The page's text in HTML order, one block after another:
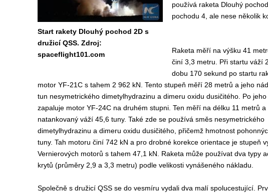
Start rakety Dlouhý pochod 2D s
družicí QSS. Zdroj:
spaceflight101.com
používá raketa Dlouhý
pochodu 4, ale nese několik
Raketa měří na výšku 41
činí 3,3 metru. Při startu váží
dobu 170 sekund po startu
motor YF-21C s tahem 2 962 kN. Tento stupeň měří 28 metrů a jeho
tun nesymetrického dimetylhydrazinu a dimeru oxidu dusičitého. Po
zapaluje motor YF-24C na druhém stupni. Ten měří na délku 11 metrů a
natankovaný váží 45,6 tuny. Také zde se používá směs nesymetrického
dimetylhydrazinu a dimeru oxidu dusičitého, přičemž hmotnost
tuny. Tah motoru činí 742 kN a pro drobné korekce orientace je stupeň
Vernierových motorů s tahem 47,1 kN. Raketa může používat dva typy
krytů (průměry 2,9 a 3,3 metru) podle velikosti vynášeného nákladu.
Společně s družicí QSS se do vesmíru vydali dva malí spolucestující.